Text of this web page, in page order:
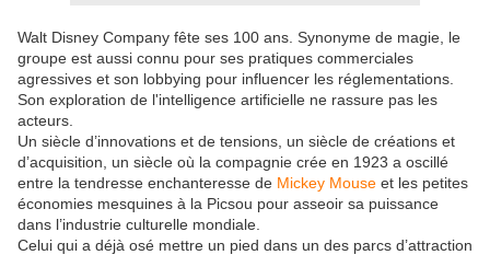
Walt Disney Company fête ses 100 ans. Synonyme de magie, le
groupe est aussi connu pour ses pratiques commerciales
agressives et son lobbying pour influencer les réglementations.
Son exploration de l'intelligence artificielle ne rassure pas les
acteurs.
Un siècle d’innovations et de tensions, un siècle de créations et
d’acquisition, un siècle où la compagnie crée en 1923 a oscillé
entre la tendresse enchanteresse de Mickey Mouse et les petites
économies mesquines à la Picsou pour asseoir sa puissance
dans l’industrie culturelle mondiale.
Celui qui a déjà osé mettre un pied dans un des parcs d’attraction